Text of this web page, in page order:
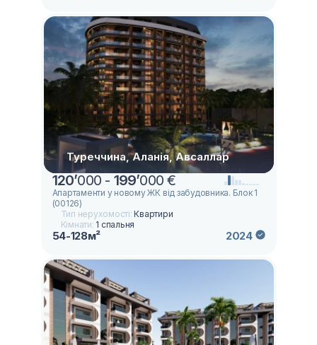
Туреччина, Аланія, Авсаллар
120’000 - 199’000 €
Апартаменти у новому ЖК від забудовника. Блок 1
(00126)
Тип нерухомості:Квартири
Кімнати: 1 спальня
54-128м² 2024